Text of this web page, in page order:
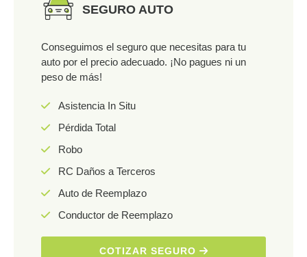
SEGURO AUTO
Conseguimos el seguro que necesitas para tu
auto por el precio adecuado. ¡No pagues ni un
peso de más!
Asistencia In Situ
Pérdida Total
Robo
RC Daños a Terceros
Auto de Reemplazo
Conductor de Reemplazo
COTIZAR SEGURO